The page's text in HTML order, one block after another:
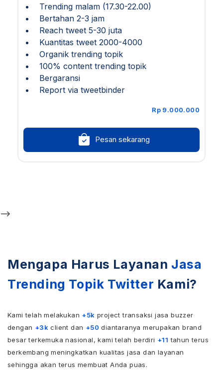
Trending malam (17.30-22.00)
Bertahan 2-3 jam
Reach tweet 5-30 juta
Kuantitas tweet 2000-4000
Organik trending topik
100% content trending topik
Bergaransi
Report via tweetbinder
Rp 9.000.000
Pesan sekarang
-->
Mengapa Harus Layanan Jasa
Trending Topik Twitter Kami?
Kami telah melakukan +5k project transaksi jasa buzzer
dengan +3k client dan +50 diantaranya merupakan brand
besar terkemuka nasional, kami telah berdiri +11 tahun terus
berkembang meningkatkan kualitas jasa dan layanan
sehingga akan terus membuat Anda puas.